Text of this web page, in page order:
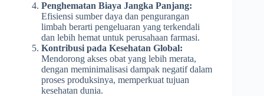
Penghematan Biaya Jangka Panjang:
Efisiensi sumber daya dan pengurangan
limbah berarti pengeluaran yang terkendali
dan lebih hemat untuk perusahaan farmasi.
Kontribusi pada Kesehatan Global:
Mendorong akses obat yang lebih merata,
dengan meminimalisasi dampak negatif dalam
proses produksinya, memperkuat tujuan
kesehatan dunia.